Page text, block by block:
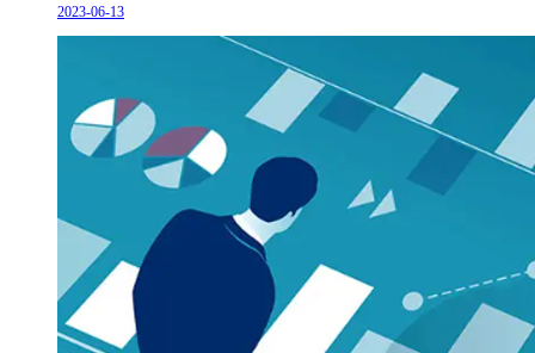
2023-06-13